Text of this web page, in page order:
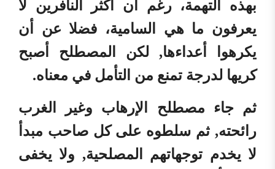
بهذه التهمة، رغم أن أكثر النافرين لا
يعرفون ما هي السامية، فضلا عن أن
يكرهوا أعداءها, لكن المصطلح أصبح
كريها لدرجة تمنع من التأمل في معناه.
ثم جاء مصطلح الإرهاب وغير الغرب
رائحته, ثم سلطوه على كل صاحب مبدأ
لا يخدم توجهاتهم المصلحية, ولا يخفى